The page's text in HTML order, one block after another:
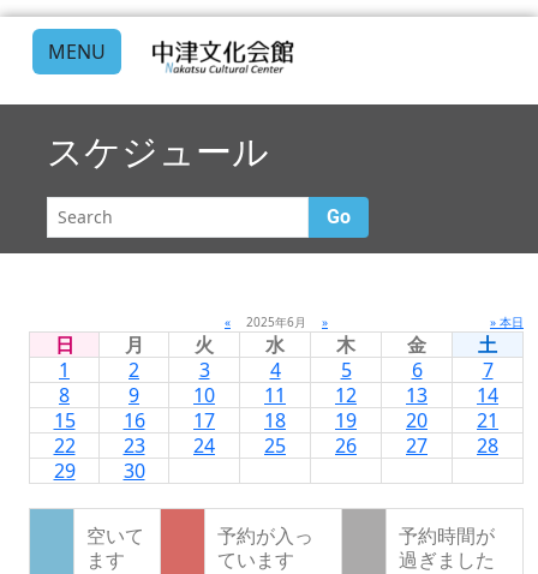
MENU
スケジュール
Go
« 2025年6月 » » 本日
日 月 火 水 木 金
土
1
2 3 4 5 6
7
8
9 10 11 12 13
14
15
16 17 18 19 20
21
22
23 24 25 26 27
28
29
30
空いて
ます
予約が入っ
ています
予約時間が
過ぎました